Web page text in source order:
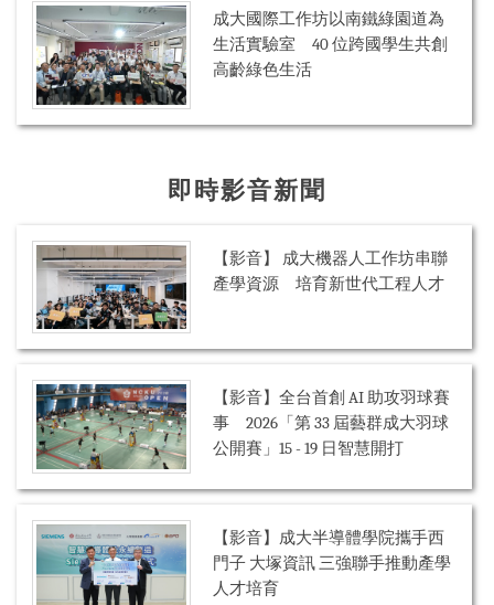
成大國際工作坊以南鐵綠園道為
生活實驗室 40 位跨國學生共創
高齡綠色生活
即時影音新聞
【影音】 成大機器人工作坊串聯
產學資源 培育新世代工程人才
【影音】全台首創 AI 助攻羽球賽
事 2026「第 33 屆藝群成大羽球
公開賽」15 - 19 日智慧開打
【影音】成大半導體學院攜手西
門子 大塚資訊 三強聯手推動產學
人才培育